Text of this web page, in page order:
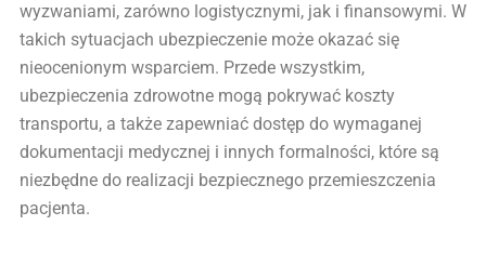
wyzwaniami, zarówno logistycznymi, jak i finansowymi. W
takich sytuacjach ubezpieczenie może okazać się
nieocenionym wsparciem. Przede wszystkim,
ubezpieczenia zdrowotne mogą pokrywać koszty
transportu, a także zapewniać dostęp do wymaganej
dokumentacji medycznej i innych formalności, które są
niezbędne do realizacji bezpiecznego przemieszczenia
pacjenta.